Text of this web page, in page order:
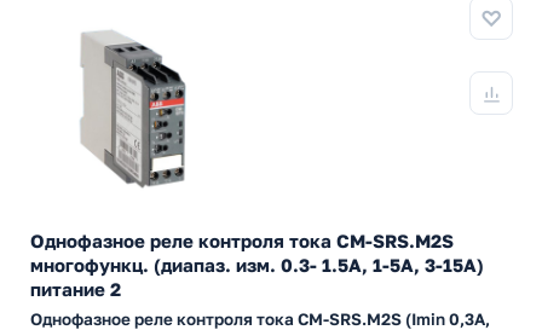
Однофазное реле контроля тока CM-SRS.M2S
многофункц. (диапаз. изм. 0.3- 1.5А, 1-5A, 3-15A)
питание 2
Однофазное реле контроля тока CM-SRS.M2S (Imin 0,3А,